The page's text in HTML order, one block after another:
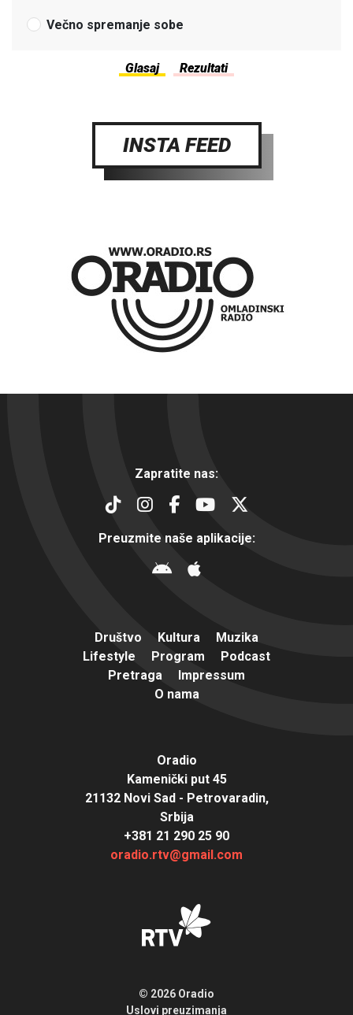
Večno spremanje sobe
INSTA FEED
Zapratite nas:
Preuzmite naše aplikacije:
Društvo Kultura
Muzika
Lifestyle
Program
Podcast
Pretraga
Impressum
O nama
Oradio
Kamenički put 45
21132 Novi Sad - Petrovaradin,
Srbija
+381 21 290 25 90
oradio.rtv@gmail.com
© 2026 Oradio
Uslovi preuzimanja